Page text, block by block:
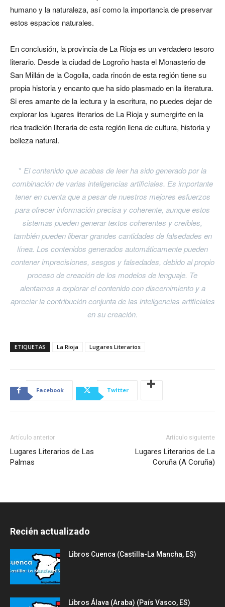
humano y la naturaleza, así como la importancia de preservar
estos espacios naturales.
En conclusión, la provincia de La Rioja es un verdadero tesoro
literario. Desde la ciudad de Logroño hasta el Monasterio de
San Millán de la Cogolla, cada rincón de esta región tiene su
propia historia y encanto que ha sido plasmado en la literatura.
Si eres amante de la lectura y la escritura, no puedes dejar de
explorar los lugares literarios de La Rioja y sumergirte en la
rica tradición literaria de esta región llena de cultura, historia y
belleza natural.
* El contenido que acabas de leer ha sido generado por la
combinación de varias inteligencias artificiales. Es importante
tener en cuenta que a pesar de nuestros mejores esfuerzos
para ofrecer información precisa y coherente, aunque estos
sistemas pueden generar textos coherentes y creíbles,
también pueden liberar grandes cantidades de falsedades en
línea. Los contenidos generados automáticamente pueden
contener imprecisiones, sesgos y falsedades, debido al propio
proceso de creación de los modelos de lenguaje. Te
alentamos a explorar el contenido con discernimiento y a
apreciar la contribución conjunta de las inteligencias artificiales
en su creación.
ETIQUETAS La Rioja Lugares Literarios
Facebook Twitter
Artículo anterior
Lugares Literarios de Las
Palmas
Artículo siguiente
Lugares Literarios de La
Coruña (A Coruña)
Recién actualizado
Libros Cuenca (Castilla-La Mancha, ES)
Libros Álava (Araba) (País Vasco, ES)